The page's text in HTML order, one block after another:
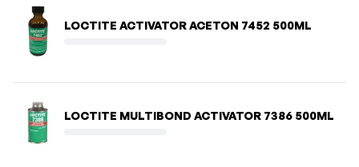
LOCTITE ACTIVATOR ACETON 7452 500ML
LOCTITE MULTIBOND ACTIVATOR 7386 500ML